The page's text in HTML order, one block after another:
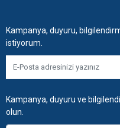
Kampanya, duyuru,
istiyorum.
Kampanya, duyuru ve
olun.